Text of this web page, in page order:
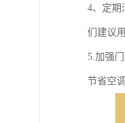
4、定期
们建议
5.加强
节省空